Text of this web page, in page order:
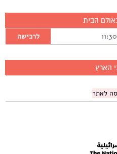
הבית
11:30 לרכישה
הארץ
לאתר